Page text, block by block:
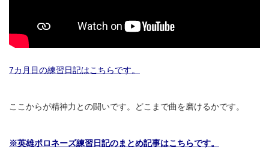
7カ月目の練習日記はこちらです。
ここからが精神力との闘いです。どこまで曲を磨けるかです。
※英雄ポロネーズ練習日記のまとめ記事はこちらです。